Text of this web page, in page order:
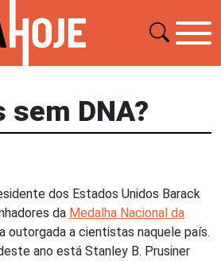
DNA?
dos Estados Unidos Barack
da Medalha Nacional da
outorgada a cientistas naquele país.
ano está Stanley B. Prusiner